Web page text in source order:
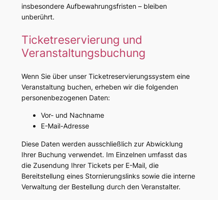
insbesondere Aufbewahrungsfristen – bleiben
unberührt.
Ticketreservierung und
Veranstaltungsbuchung
Wenn Sie über unser Ticketreservierungssystem eine
Veranstaltung buchen, erheben wir die folgenden
personenbezogenen Daten:
Vor- und Nachname
E-Mail-Adresse
Diese Daten werden ausschließlich zur Abwicklung
Ihrer Buchung verwendet. Im Einzelnen umfasst das
die Zusendung Ihrer Tickets per E-Mail, die
Bereitstellung eines Stornierungslinks sowie die interne
Verwaltung der Bestellung durch den Veranstalter.